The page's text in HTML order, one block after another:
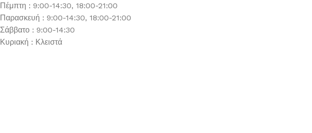
Πέμπτη : 9:00-14:30, 18:00-21:00
Παρασκευή : 9:00-14:30, 18:00-21:00
Σάββατο : 9:00-14:30
Κυριακή : Κλειστά